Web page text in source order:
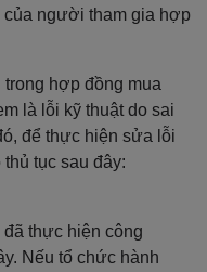
người tham gia hợp
hợp đồng mua
là lỗi kỹ thuật do sai
để thực hiện sửa lỗi
tục sau đây:
thực hiện công
Nếu tổ chức hành